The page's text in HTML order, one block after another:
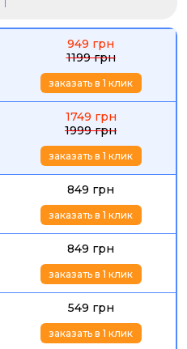
949 грн
1199 грн
заказать в 1 клик
1749 грн
1999 грн
заказать в 1 клик
849 грн
заказать в 1 клик
849 грн
заказать в 1 клик
549 грн
заказать в 1 клик